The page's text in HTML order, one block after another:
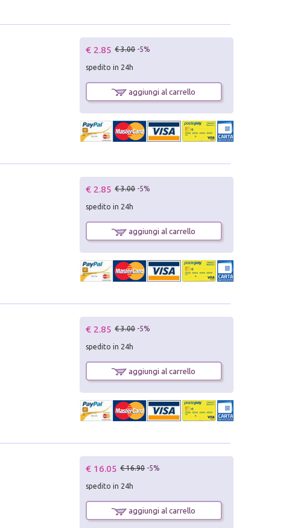
€ 2.85 € 3.00 -5%
spedito in 24h
aggiungi al carrello
€ 2.85 € 3.00 -5%
spedito in 24h
aggiungi al carrello
€ 2.85 € 3.00 -5%
spedito in 24h
aggiungi al carrello
€ 16.05 € 16.90 -5%
spedito in 24h
aggiungi al carrello